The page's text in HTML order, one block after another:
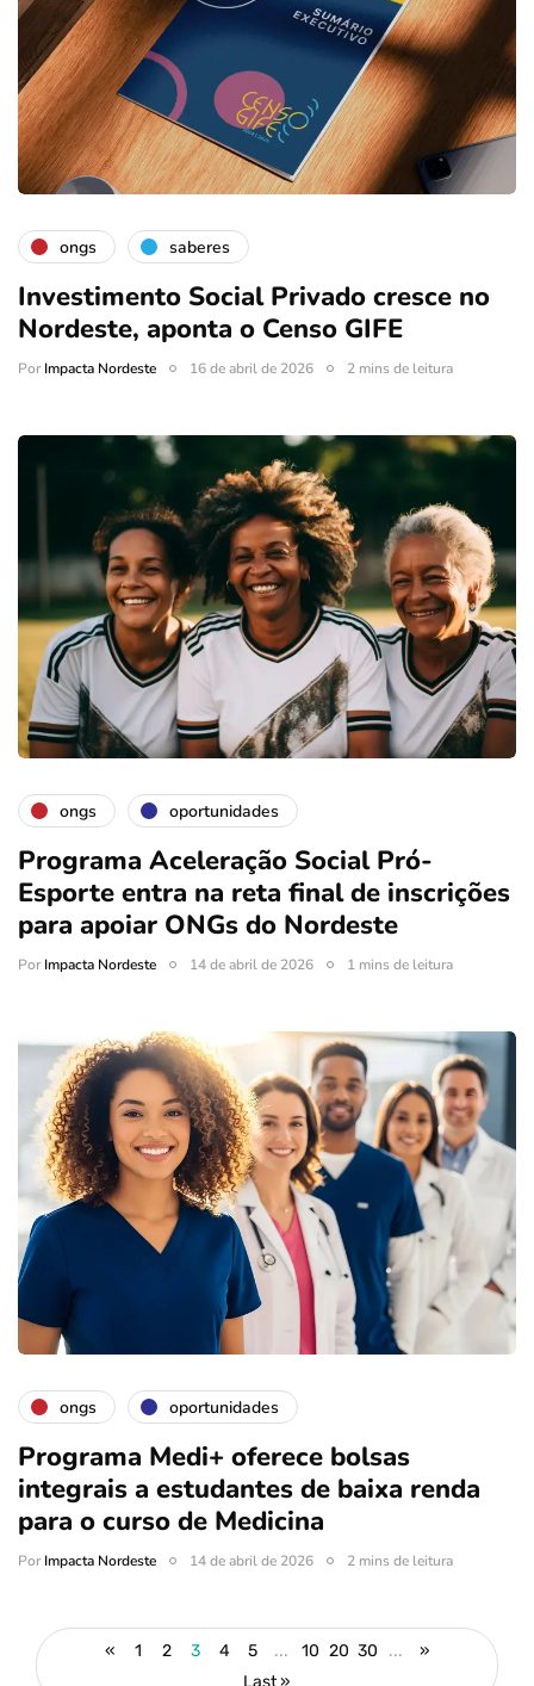
ongs saberes
Investimento Social Privado cresce no
Nordeste, aponta o Censo GIFE
PorImpacta Nordeste 16 de abril de 2026 2 mins de leitura
ongs oportunidades
Programa Aceleração Social Pró-
Esporte entra na reta final de inscrições
para apoiar ONGs do Nordeste
PorImpacta Nordeste 14 de abril de 2026 1 mins de leitura
ongs oportunidades
Programa Medi+ oferece bolsas
integrais a estudantes de baixa renda
para o curso de Medicina
PorImpacta Nordeste 14 de abril de 2026 2 mins de leitura
« 1 2 3 4 5 ... 10 20 30 ...
»